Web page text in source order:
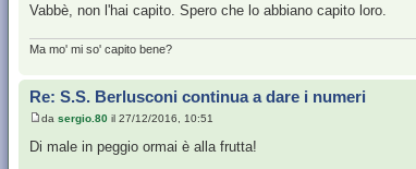
Vabbè, non l'hai capito. Spero che lo abbiano capito loro.
Ma mo' mi so' capito bene?
Re: S.S. Berlusconi continua a dare i numeri
da sergio.80 il 27/12/2016, 10:51
Di male in peggio ormai è alla frutta!